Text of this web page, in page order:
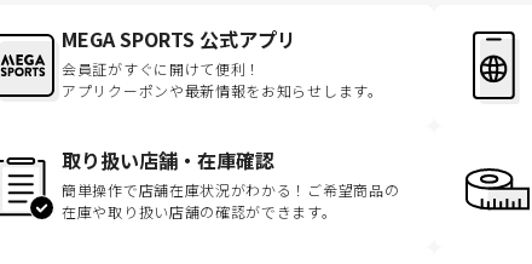
MEGA SPORTS 公式アプリ
会員証がすぐに開けて便利！
アプリクーポンや最新情報をお知らせします。
取り扱い店舗・在庫確認
簡単操作で店舗在庫状況がわかる！ご希望商品の
在庫や取り扱い店舗の確認ができます。